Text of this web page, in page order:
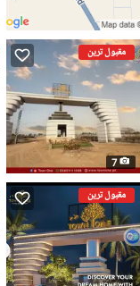
مقبول ترین
7
مقبول ترین